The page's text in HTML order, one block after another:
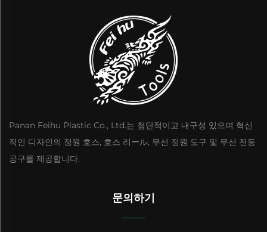
Panan Feihu Plastic Co., Ltd.는 첨단적이고 내구성 있으며 혁신
적인 디자인의 정원 호스, 호스 리ール, 무선 정원 도구 및 무선 전동
공구를 제공합니다.
문의하기